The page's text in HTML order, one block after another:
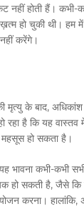
नहीं होती हैं। कभी-
हो चुकी थी। हम
करेंगे।
की मृत्यु के बाद,
रहा है कि यह
हो सकता है।
भावना कभी-कभी सभी
हो सकती है, जैसे कि
करना। हालांकि,